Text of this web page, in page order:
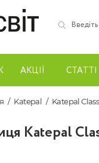
АКЦІЇ СТАТТІ
Katepal Katepal
Katepal